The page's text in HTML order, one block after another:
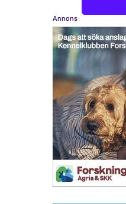
Annons